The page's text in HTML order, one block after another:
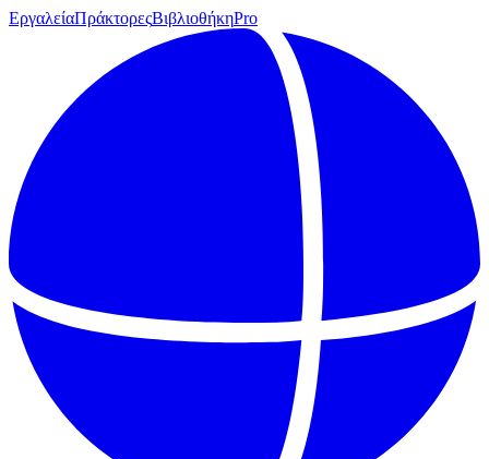
ΕργαλείαΠράκτορεςΒιβλιοθήκηPro